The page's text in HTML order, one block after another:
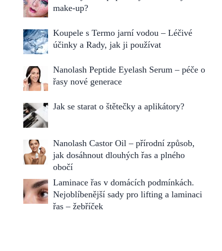
make-up?
Koupele s Termo jarní vodou – Léčivé
účinky a Rady, jak ji používat
Nanolash Peptide Eyelash Serum – péče o
řasy nové generace
Jak se starat o štětečky a aplikátory?
Nanolash Castor Oil – přírodní způsob,
jak dosáhnout dlouhých řas a plného
obočí
Laminace řas v domácích podmínkách.
Nejoblíbenější sady pro lifting a laminaci
řas – žebříček